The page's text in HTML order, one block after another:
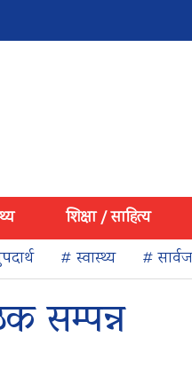
शिक्षा / साहित्य
# स्वास्थ्य #
सम्पन्न